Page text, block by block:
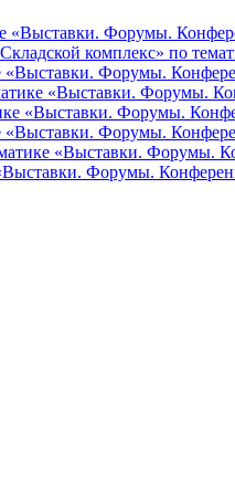
«Выставки. Форумы.
комплекс» по
«Выставки. Форумы.
«Выставки. Форумы.
«Выставки. Форумы.
«Выставки. Форумы.
«Выставки. Форумы.
Форумы.